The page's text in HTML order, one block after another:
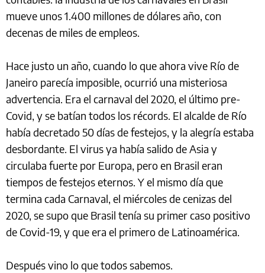
mueve unos 1.400 millones de dólares año, con
decenas de miles de empleos.
Hace justo un año, cuando lo que ahora vive Río de
Janeiro parecía imposible, ocurrió una misteriosa
advertencia. Era el carnaval del 2020, el último pre-
Covid, y se batían todos los récords. El alcalde de Río
había decretado 50 días de festejos, y la alegría estaba
desbordante. El virus ya había salido de Asia y
circulaba fuerte por Europa, pero en Brasil eran
tiempos de festejos eternos. Y el mismo día que
termina cada Carnaval, el miércoles de cenizas del
2020, se supo que Brasil tenía su primer caso positivo
de Covid-19, y que era el primero de Latinoamérica.
Después vino lo que todos sabemos.